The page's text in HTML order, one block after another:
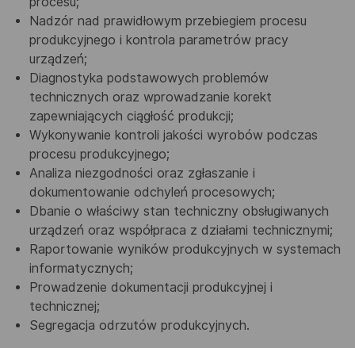
Nadzór nad prawidłowym przebiegiem procesu
produkcyjnego i kontrola parametrów pracy
urządzeń;
Diagnostyka podstawowych problemów
technicznych oraz wprowadzanie korekt
zapewniających ciągłość produkcji;
Wykonywanie kontroli jakości wyrobów podczas
procesu produkcyjnego;
Analiza niezgodności oraz zgłaszanie i
dokumentowanie odchyleń procesowych;
Dbanie o właściwy stan techniczny obsługiwanych
urządzeń oraz współpraca z działami technicznymi;
Raportowanie wyników produkcyjnych w systemach
informatycznych;
Prowadzenie dokumentacji produkcyjnej i
technicznej;
Segregacja odrzutów produkcyjnych.